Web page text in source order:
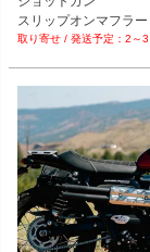
ust-parts/products/
ambler-shotgun-
スリップオンマフラー
セラミックブラック 2～3